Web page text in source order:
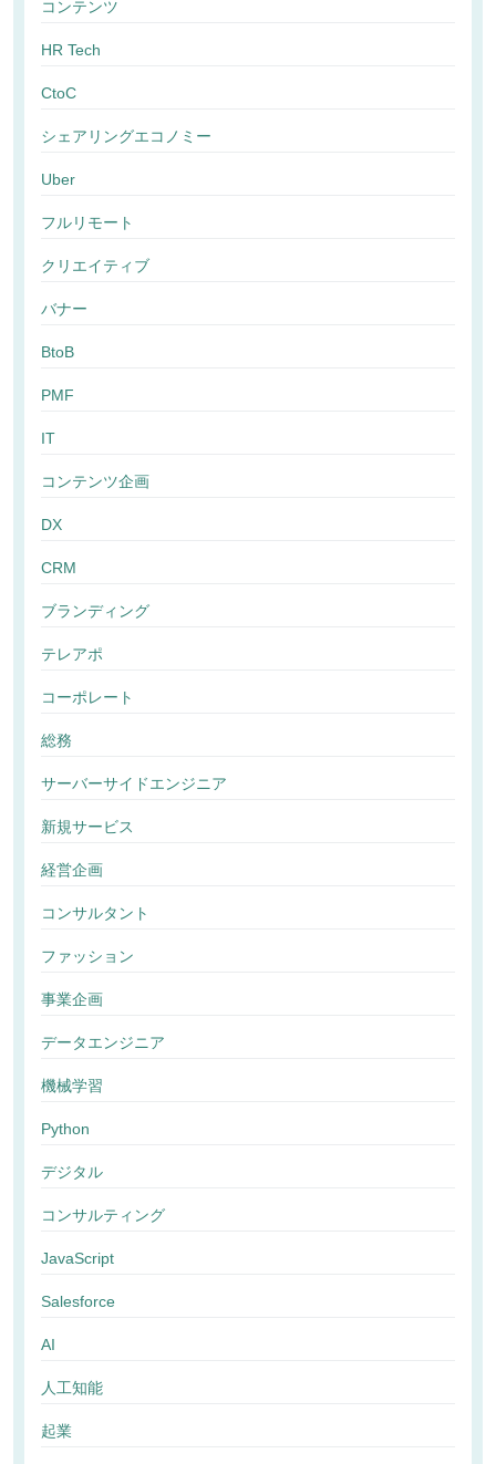
コンテンツ
HR Tech
CtoC
シェアリングエコノミー
Uber
フルリモート
クリエイティブ
バナー
BtoB
PMF
IT
コンテンツ企画
DX
CRM
ブランディング
テレアポ
コーポレート
総務
サーバーサイドエンジニア
新規サービス
経営企画
コンサルタント
ファッション
事業企画
データエンジニア
機械学習
Python
デジタル
コンサルティング
JavaScript
Salesforce
AI
人工知能
起業